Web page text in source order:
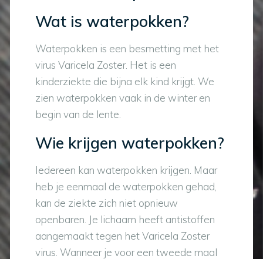
Wat is waterpokken?
Waterpokken is een besmetting met het
virus Varicela Zoster. Het is een
kinderziekte die bijna elk kind krijgt. We
zien waterpokken vaak in de winter en
begin van de lente.
Wie krijgen waterpokken?
Iedereen kan waterpokken krijgen. Maar
heb je eenmaal de waterpokken gehad,
kan de ziekte zich niet opnieuw
openbaren. Je lichaam heeft antistoffen
aangemaakt tegen het Varicela Zoster
virus. Wanneer je voor een tweede maal